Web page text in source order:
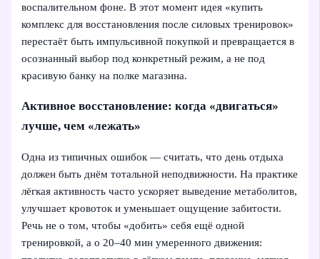
воспалительном фоне. В этот момент идея «купить
комплекс для восстановления после силовых тренировок»
перестаёт быть импульсивной покупкой и превращается в
осознанный выбор под конкретный режим, а не под
красивую банку на полке магазина.
Активное восстановление: когда «двигаться»
лучше, чем «лежать»
Одна из типичных ошибок — считать, что день отдыха
должен быть днём тотальной неподвижности. На практике
лёгкая активность часто ускоряет выведение метаболитов,
улучшает кровоток и уменьшает ощущение забитости.
Речь не о том, чтобы «добить» себя ещё одной
тренировкой, а о 20–40 мин умеренного движения: